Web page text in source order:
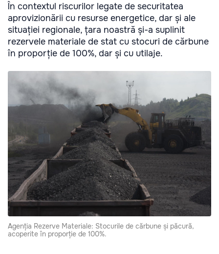
În contextul riscurilor legate de securitatea
aprovizionării cu resurse energetice, dar și ale
situației regionale, țara noastră și-a suplinit
rezervele materiale de stat cu stocuri de cărbune
în proporție de 100%, dar și cu utilaje.
Agenția Rezerve Materiale: Stocurile de cărbune și păcură,
acoperite în proporție de 100%.